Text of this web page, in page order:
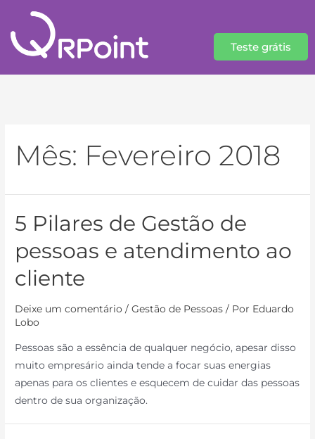
Teste grátis
Mês: Fevereiro 2018
5 Pilares de Gestão de
pessoas e atendimento ao
cliente
Deixe um comentário /Gestão de Pessoas / Por Eduardo
Lobo
Pessoas são a essência de qualquer negócio, apesar disso
muito empresário ainda tende a focar suas energias
apenas para os clientes e esquecem de cuidar das pessoas
dentro de sua organização.